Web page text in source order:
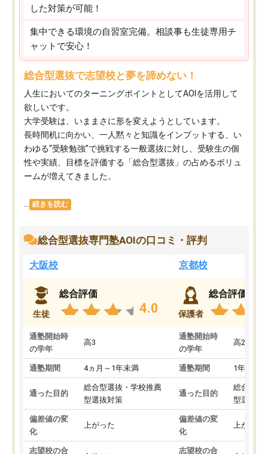
した対策が可能！
集中できる環境の自習室完備。相談事も生徒専用チ
ャットで安心！
総合型選抜で志望校と夢を諦めない！
人生においてのターニングポイントとしてAOIを活用して
欲しいです。
大学受験は、いままさに形を変えようとしています。
長時間机に向かい、一人黙々と知識をインプットする、い
わゆる“受験勉強”で挑戦する一般選抜に対し、受験生の個
性や実績、目標を評価する「総合型選抜」の占めるボリュ
ームが増えてきました。
続きを読む
総合型選抜専門塾AOIの口コミ・評判
大阪校
生徒
総合評価
4.0
通塾開始時
の学年
高3
通塾期間 4ヵ月～1年未満
通った目的
総合型選抜・学校推薦
型選抜対策
偏差値の変
化
上がった
志望校の合
京都校
保護者
総合評価
通塾開始時
の学年
高2
通塾期間 1年以上
通った目的
総合型選
型選抜対
偏差値の変
化
上がった
志望校の合